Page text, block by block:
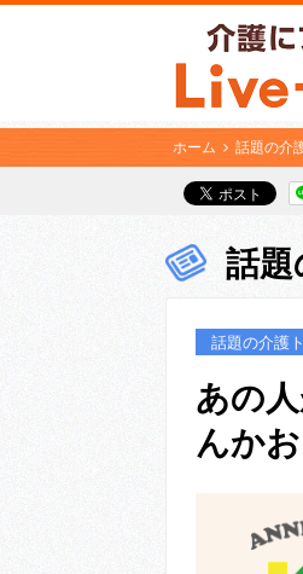
ホーム 話題の介
話題
話題の介護
あの
んかお